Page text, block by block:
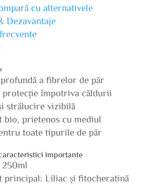
cu alternativele
Dezavantaje
a fibrelor de păr
protecție împotriva căldurii
strălucire vizibilă
bio, prietenos cu mediul
toate tipurile de păr
importante
250ml
principal: Liliac și fitocheratină